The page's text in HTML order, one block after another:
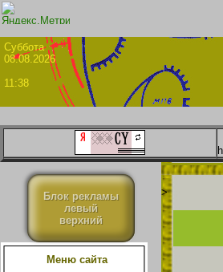
08.08.2026
11:38
Блок рекламы
левый
верхний
Меню сайта
>